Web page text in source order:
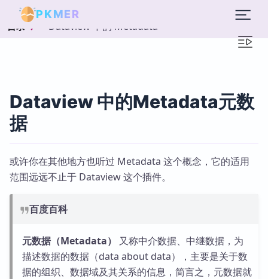
PKMER
目录 Dataview 中的 Metadata
Dataview 中的Metadata元数
据
或许你在其他地方也听过 Metadata 这个概念，它的适用
范围远远不止于 Dataview 这个插件。
百度百科
元数据（Metadata）
又称中介数据、中继数据，为
描述数据的数据（data about data），主要是关于数
据的组织、数据域及其关系的信息，简言之，元数据就